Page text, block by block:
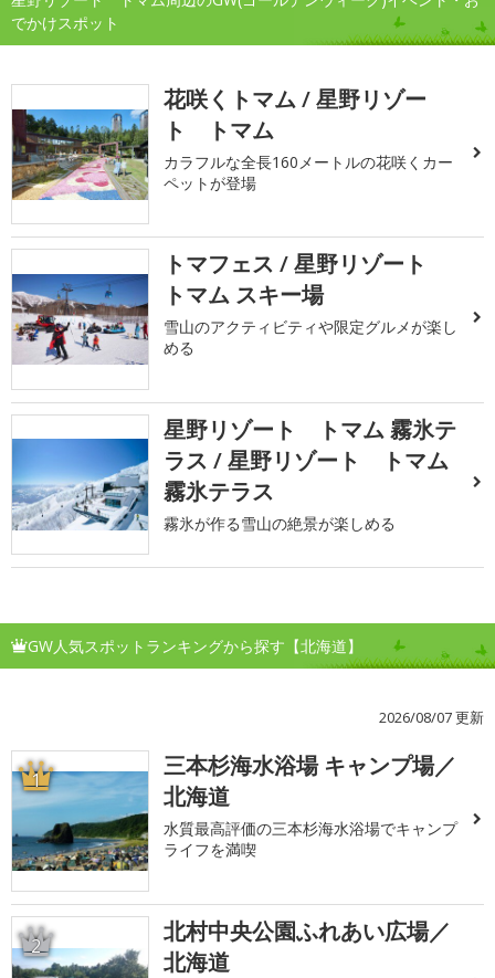
でかけスポット
花咲くトマム / 星野リゾー
ト トマム
カラフルな全長160メートルの花咲くカー
ペットが登場
トマフェス / 星野リゾート
トマム スキー場
雪山のアクティビティや限定グルメが楽し
める
星野リゾート トマム 霧氷テ
ラス / 星野リゾート トマム
霧氷テラス
霧氷が作る雪山の絶景が楽しめる
GW人気スポットランキングから探す【北海道】
2026/08/07 更新
1
三本杉海水浴場 キャンプ場／
北海道
水質最高評価の三本杉海水浴場でキャンプ
ライフを満喫
2
北村中央公園ふれあい広場／
北海道